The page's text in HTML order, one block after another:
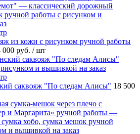
из кожи с рисунком ручной работы
000 руб. / шт
саквояж "По следам Алисы" 18 500